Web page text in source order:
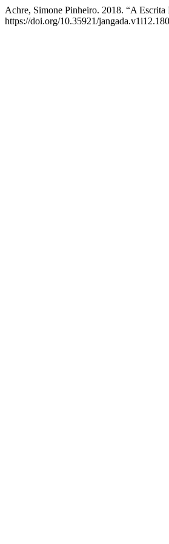
Achre, Simone Pinheiro. 2018. “A
https://doi.org/10.35921/